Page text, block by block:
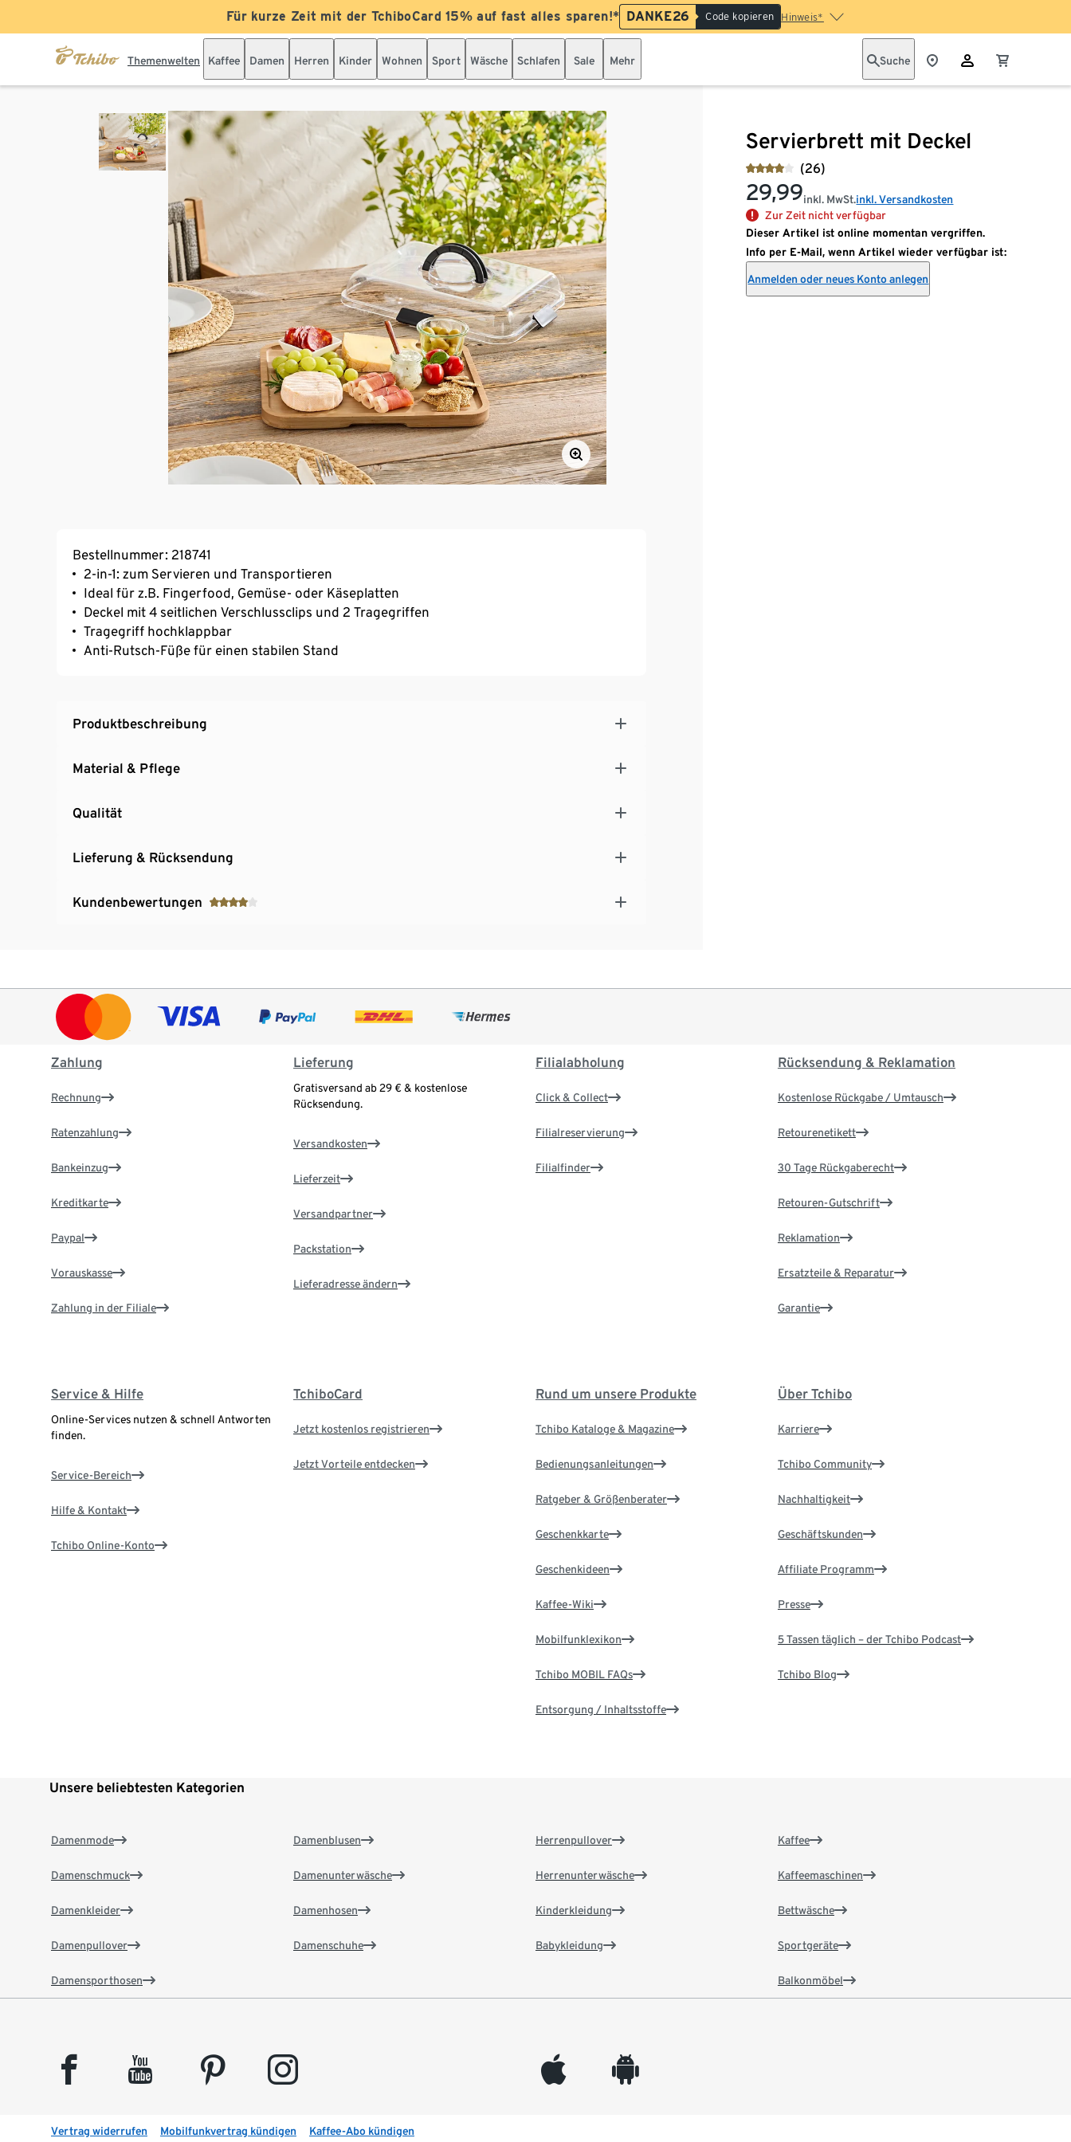
Für kurze Zeit mit der TchiboCard 15% auf fast alles sparen!* DANKE26 Code kopieren Hinweis*
Themenwelten Kaffee Damen Herren Kinder Wohnen Sport Wäsche Schlafen Sale Mehr Suche
Servierbrett mit Deckel
(26)
29,99inkl. MwSt.inkl. Versandkosten
Zur Zeit nicht verfügbar
Dieser Artikel ist online momentan vergriffen.
Info per E-Mail, wenn Artikel wieder verfügbar ist:
Anmelden oder neues Konto anlegen
Bestellnummer: 218741
2-in-1: zum Servieren und Transportieren
Ideal für z.B. Fingerfood, Gemüse- oder Käseplatten
Deckel mit 4 seitlichen Verschlussclips und 2 Tragegriffen
Tragegriff hochklappbar
Anti-Rutsch-Füße für einen stabilen Stand
Produktbeschreibung
Material & Pflege
Qualität
Lieferung & Rücksendung
Kundenbewertungen
Zahlung
Rechnung
Ratenzahlung
Bankeinzug
Kreditkarte
Paypal
Vorauskasse
Zahlung in der Filiale
Lieferung
Gratisversand ab 29 € & kostenlose
Rücksendung.
Versandkosten
Lieferzeit
Versandpartner
Packstation
Lieferadresse ändern
Filialabholung
Click & Collect
Filialreservierung
Filialfinder
Rücksendung & Reklamation
Kostenlose Rückgabe / Umtausch
Retourenetikett
30 Tage Rückgaberecht
Retouren-Gutschrift
Reklamation
Ersatzteile & Reparatur
Garantie
Service & Hilfe
Online-Services nutzen & schnell Antworten
finden.
Service-Bereich
Hilfe & Kontakt
Tchibo Online-Konto
TchiboCard
Jetzt kostenlos registrieren
Jetzt Vorteile entdecken
Rund um unsere Produkte
Tchibo Kataloge & Magazine
Bedienungsanleitungen
Ratgeber & Größenberater
Geschenkkarte
Geschenkideen
Kaffee-Wiki
Mobilfunklexikon
Tchibo MOBIL FAQs
Entsorgung / Inhaltsstoffe
Über Tchibo
Karriere
Tchibo Community
Nachhaltigkeit
Geschäftskunden
Affiliate Programm
Presse
5 Tassen täglich – der Tchibo Podcast
Tchibo Blog
Unsere beliebtesten Kategorien
Damenmode
Damenschmuck
Damenkleider
Damenpullover
Damensporthosen
Damenblusen
Damenunterwäsche
Damenhosen
Damenschuhe
Herrenpullover
Herrenunterwäsche
Kinderkleidung
Babykleidung
Kaffee
Kaffeemaschinen
Bettwäsche
Sportgeräte
Balkonmöbel
facebook youtube pinterest instagram appleinc android
Vertrag widerrufen Mobilfunkvertrag kündigen Kaffee-Abo kündigen